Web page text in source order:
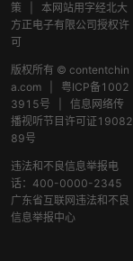
策
本网站用字经北大
方正电子有限公司授权许
可
版权所有 © contentchin
a.com
粤ICP备1002
3915号
信息网络传
播视听节目许可证19082
89号
违法和不良信息举报电
话：400-0000-2345
广东省互联网违法和不良
信息举报中心